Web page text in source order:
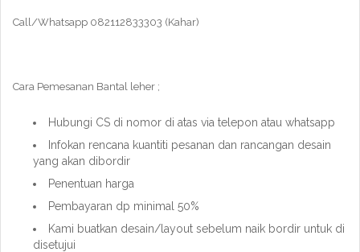
Call/Whatsapp 082112833303 (Kahar)
Cara Pemesanan Bantal leher ;
Hubungi CS di nomor di atas via telepon atau whatsapp
Infokan rencana kuantiti pesanan dan rancangan desain
yang akan dibordir
Penentuan harga
Pembayaran dp minimal 50%
Kami buatkan desain/layout sebelum naik bordir untuk di
disetujui